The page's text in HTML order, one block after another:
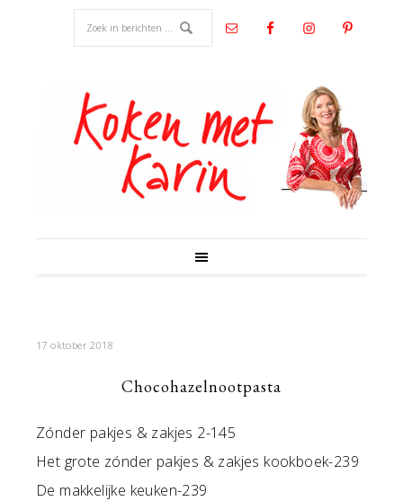
17 oktober 2018
Chocohazelnootpasta
Zónder pakjes & zakjes 2-145
Het grote zónder pakjes & zakjes kookboek-239
De makkelijke keuken-239